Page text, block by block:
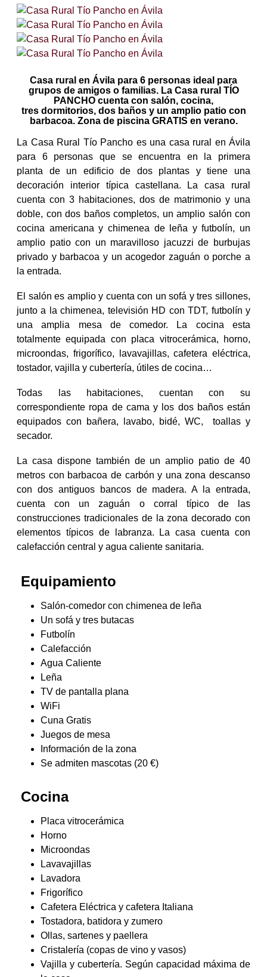
Casa rural en Ávila para 6 personas ideal para
grupos de amigos o familias. La Casa rural TÍO
PANCHO cuenta con salón, cocina,
tres dormitorios, dos baños y un amplio patio con
barbacoa. Zona de piscina GRATIS en verano.
La Casa Rural Tío Pancho es una casa rural en Ávila
para 6 personas que se encuentra en la primera
planta de un edificio de dos plantas y tiene una
decoración interior típica castellana. La casa rural
cuenta con 3 habitaciones, dos de matrimonio y una
doble, con dos baños completos, un amplio salón con
cocina americana y chimenea de leña y futbolín, un
amplio patio con un maravilloso jacuzzi de burbujas
privado y barbacoa y un acogedor zaguán o porche a
la entrada.
El salón es amplio y cuenta con un sofá y tres sillones,
junto a la chimenea, televisión HD con TDT, futbolín y
una amplia mesa de comedor. La cocina esta
totalmente equipada con placa vitrocerámica, horno,
microondas, frigorífico, lavavajillas, cafetera eléctrica,
tostador, vajilla y cubertería, útiles de cocina…
Todas las habitaciones, cuentan con su
correspondiente ropa de cama y los dos baños están
equipados con bañera, lavabo, bidé, WC, toallas y
secador.
La casa dispone también de un amplio patio de 40
metros con barbacoa de carbón y una zona descanso
con dos antiguos bancos de madera. A la entrada,
cuenta con un zaguán o corral típico de las
construcciones tradicionales de la zona decorado con
elementos típicos de labranza. La casa cuenta con
calefacción central y agua caliente sanitaria.
Equipamiento
Salón-comedor con chimenea de leña
Un sofá y tres butacas
Futbolín
Calefacción
Agua Caliente
Leña
TV de pantalla plana
WiFi
Cuna Gratis
Juegos de mesa
Información de la zona
Se admiten mascotas (20 €)
Cocina
Placa vitrocerámica
Horno
Microondas
Lavavajillas
Lavadora
Frigorífico
Cafetera Eléctrica y cafetera Italiana
Tostadora, batidora y zumero
Ollas, sartenes y paellera
Cristalería (copas de vino y vasos)
Vajilla y cubertería. Según capacidad máxima de